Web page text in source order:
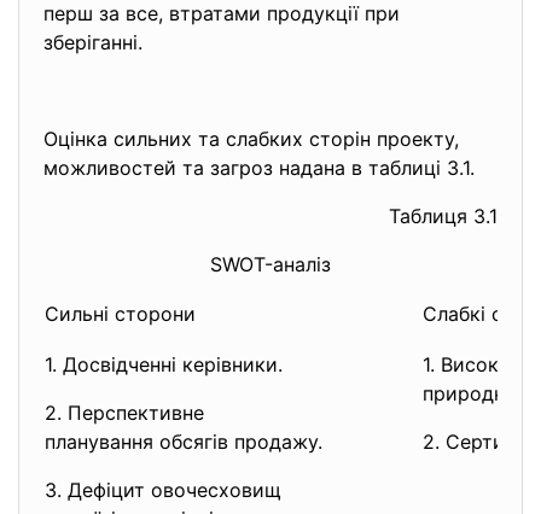
перш за все, втратами продукції при
зберіганні.
Оцінка сильних та слабких сторін проекту,
можливостей та загроз надана в таблиці 3.1.
Таблиця 3.1
SWOT-аналіз
Сильні сторони Слабкі
1. Досвідченні керівники.
2. Перспективне
планування обсягів продажу.
3. Дефіцит овочесховищ
1. Високий
природно-
2.